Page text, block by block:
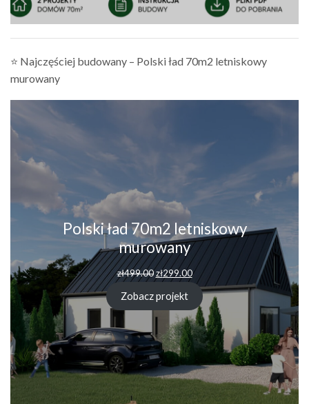
⭐ Najczęściej budowany – Polski ład 70m2 letniskowy
murowany
Polski ład 70m2 letniskowy
murowany
zł499.00Pierwotna
cena
wynosiła:
zł499.00.
zł299.00Aktualna
cena
wynosi:
zł299.00.
Zobacz projekt